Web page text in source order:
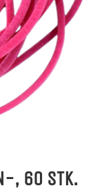
, 60 STK.